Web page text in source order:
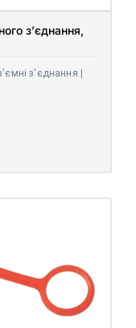
з’єднання,
з'єднання |